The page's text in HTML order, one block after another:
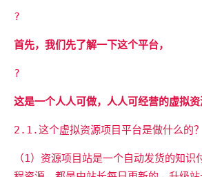
?
首先，我们先了解一下这个平台，
?
这是一个人人可做，人人可经营的虚拟资
2.1.这个虚拟资源项目平台是做什么的？
（1）资源项目站是一个自动发货的知识